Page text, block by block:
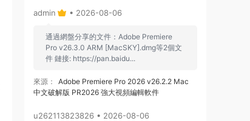
admin • 2026-08-06
通過網盤分享的文件：Adobe Premiere
Pro v26.3.0 ARM [MacSKY].dmg等2個文
件 鏈接: https://pan.baidu...
來源：
Adobe Premiere Pro 2026 v26.2.2 Mac
中文破解版 PR2026 強大視頻編輯軟件
u262113823826 • 2026-08-06